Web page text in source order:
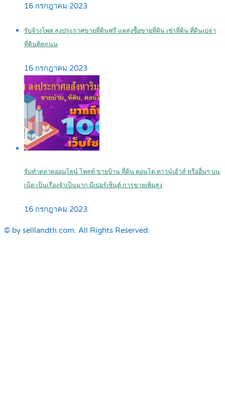
16 กรกฎาคม 2023
รับจ้างโพส ลงประกาศขายที่ดินฟรี แหล่งซื้อขายที่ดิน เช่าที่ดิน ที่ดินเปล่า
ที่ดินติดถนน
16 กรกฎาคม 2023
รับทำตลาดออนไลน์ โพสต์ ขายบ้าน ที่ดิน คอนโด ทาวน์เฮ้าส์ หรืออื่นๆ บน
เน็ต เป็นเรื่องจำเป็นมาก มีเปอร์เซ็นต์ การขายเพิ่มสูง
16 กรกฎาคม 2023
© by selllandth.com. All Rights Reserved.